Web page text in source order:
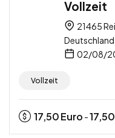
Vollzeit
21465
Deutschland
02/08/
Vollzeit
17,50Euro -17,50